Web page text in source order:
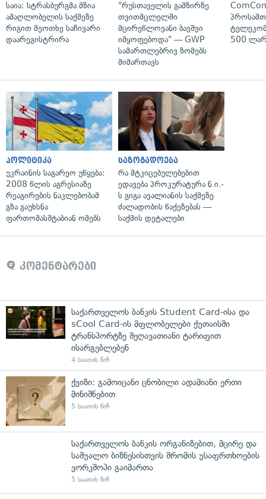
საია: სტრასბურგმა მზია
ამაღლობელის საქმეზე
რიგით მეოთხე საჩივარი
დაარეგისტრირა
"რუსთაველის გამზირზე
თვითმცლელში
მცირეწლოვანი ბავშვი
იმყოფებოდა" — GWP
სამართლებრივ ზომებს
მიმართავს
500
პოლიტიკა
უკრაინის საგარეო უწყება:
2008 წლის აგრესიაზე
რეაგირების ნაკლებობამ
გზა გაუხსნა
ფართომასშტაბიან ომებს
საზოგადოება
რა მტკიცებულებებით
ედავება პროკურატურა ნ.ი.-
ს გიგა ავალიანის საქმეზე
ძალადობის წაქეზებას —
საქმის დეტალები
კომენტარები
საქართველოს ბანკის Student Card-ისა და
sCool Card-ის მფლობელები ქუთაისში
ტრანსპორტზე შეღავათიანი ტარიფით
ისარგებლებენ
4 საათის წინ
ქვიზი: გამოიცანი ცნობილი ადამიანი ერთი
მინიშნებით
5 საათის წინ
საქართველოს ბანკის ორგანიზებით, მცირე და
საშუალო ბიზნესისთვის შრომის უსაფრთხოების
ვორკშოპი გაიმართა
5 საათის წინ